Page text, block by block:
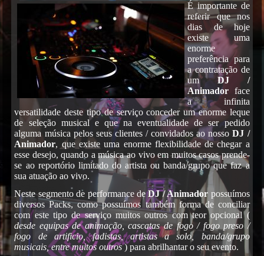
DJs
É importante de
referir que nos
dias de hoje
existe uma
enorme
preferência para
a contratação de
um DJ /
Animador face
a infinita
versatilidade deste tipo de serviço conceder um enorme leque
de seleção musical e que na eventualidade de ser pedido
alguma música pelos seus clientes / convidados ao nossoDJ /
Animador, que existe uma enorme flexibilidade de chegar a
esse desejo, quando a música ao vivo em muitos casos prende-
se ao reportório limitado do artista ou banda/grupo que faz a
sua atuação ao vivo.
Neste segmento de performance deDJ / Animador possuímos
diversos Packs, como possuímos também forma de conciliar
com este tipo de serviço muitos outros com teor opcional (
desde equipas de animação, cascatas de fogo / fogo preso /
fogo de artificio, fadistas, artistas a solo, banda/grupo
musicais, entre muitos outros) para abrilhantar o seu evento.